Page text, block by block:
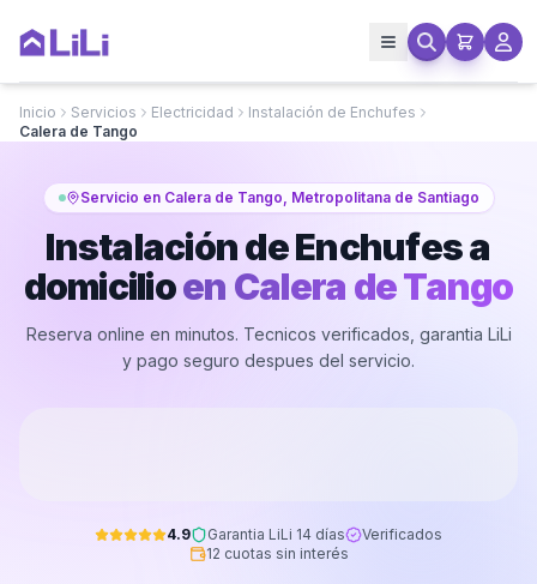
Inicio Servicios Electricidad
Instalación de Enchufes
Calera de Tango
Servicio en Calera de Tango, Metropolitana de Santiago
Instalación de Enchufes a
domicilioen Calera de Tango
Reserva online en minutos. Tecnicos verificados, garantia LiLi
y pago seguro despues del servicio.
4.9 Garantia LiLi 14 días
Verificados
12 cuotas sin interés